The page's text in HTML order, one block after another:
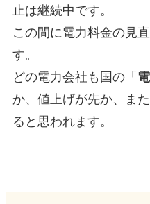
止は継続中です。
この間に電力料金の見
す。
どの電力会社も国の「
か、値上げが先か、ま
ると思われます。